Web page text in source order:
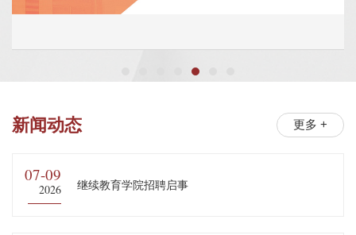
新闻动态 更多 +
07-09
2026 继续教育学院招聘启事